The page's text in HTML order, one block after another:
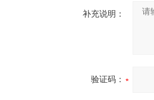
补充说明：
验证码：